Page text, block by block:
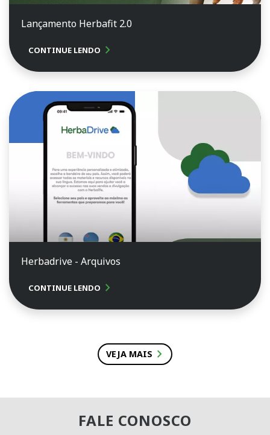
Lançamento Herbafit 2.0
CONTINUE LENDO chevron_right
Herbadrive - Arquivos
CONTINUE LENDO chevron_right
VEJA MAIS chevron_right
FALE CONOSCO